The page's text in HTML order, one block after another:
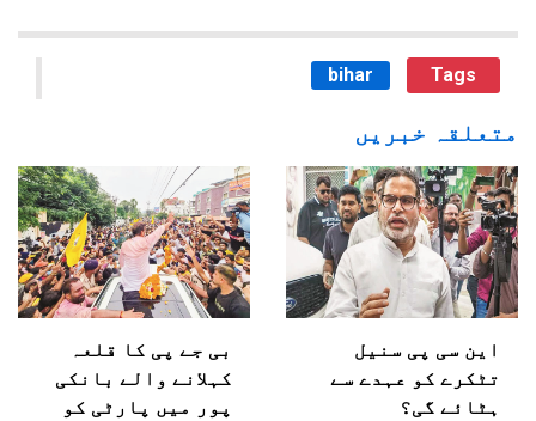
bihar Tags
متعلقہ خبریں
این سی پی سنیل
تٹکرے کو عہدے سے
ہٹائے گی؟
بی جے پی کا قلعہ
کہلانے والے بانکی
پور میں پارٹی کو